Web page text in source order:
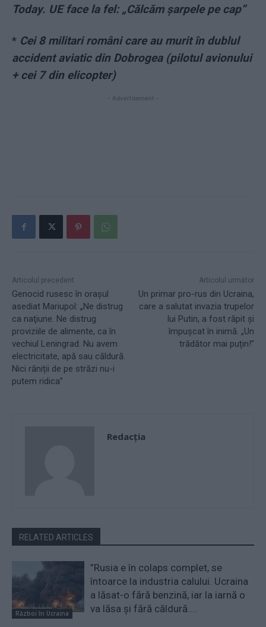
Today. UE face la fel: „Călcăm șarpele pe cap”
* Cei 8 militari români care au murit în dublul
accident aviatic din Dobrogea (pilotul avionului
+ cei 7 din elicopter)
- Advertisement -
Articolul precedent
Genocid rusesc în orașul
asediat Mariupol: „Ne distrug
ca naţiune. Ne distrug
proviziile de alimente, ca în
vechiul Leningrad. Nu avem
electricitate, apă sau căldură.
Nici răniții de pe străzi nu-i
putem ridica”
Articolul următor
Un primar pro-rus din Ucraina,
care a salutat invazia trupelor
lui Putin, a fost răpit și
împușcat în inimă. „Un
trădător mai puțin!”
Redacţia
RELATED ARTICLES
Război în Ucraina
”Rusia e în colaps complet, se
întoarce la industria calului. Ucraina
a lăsat-o fără benzină, iar la iarnă o
va lăsa și fără căldură....